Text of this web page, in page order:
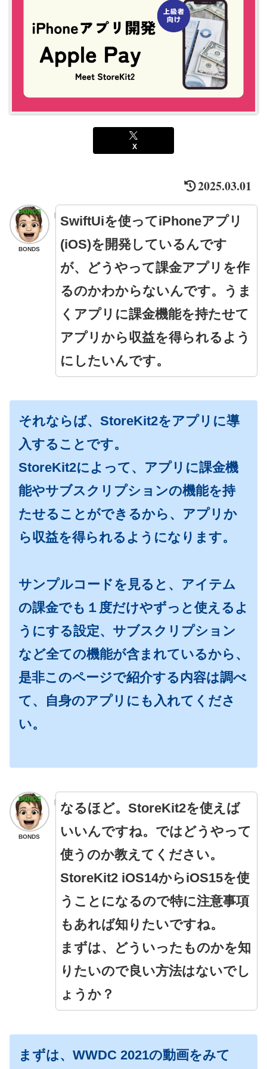
X
2025.03.01
BONDS
SwiftUiを使ってiPhoneアプリ
(iOS)を開発しているんです
が、どうやって課金アプリを作
るのかわからないんです。うま
くアプリに課金機能を持たせて
アプリから収益を得られるよう
にしたいんです。
それならば、StoreKit2をアプリに導
入することです。
StoreKit2によって、アプリに課金機
能やサブスクリプションの機能を持
たせることができるから、アプリか
ら収益を得られるようになります。
サンプルコードを見ると、アイテム
の課金でも１度だけやずっと使えるよ
うにする設定、サブスクリプション
など全ての機能が含まれているから、
是非このページで紹介する内容は調べ
て、自身のアプリにも入れてくださ
い。
BONDS
なるほど。StoreKit2を使えば
いいんですね。ではどうやって
使うのか教えてください。
StoreKit2 iOS14からiOS15を使
うことになるので特に注意事項
もあれば知りたいですね。
まずは、どういったものかを知
りたいので良い方法はないでし
ょうか？
まずは、WWDC 2021の動画をみて